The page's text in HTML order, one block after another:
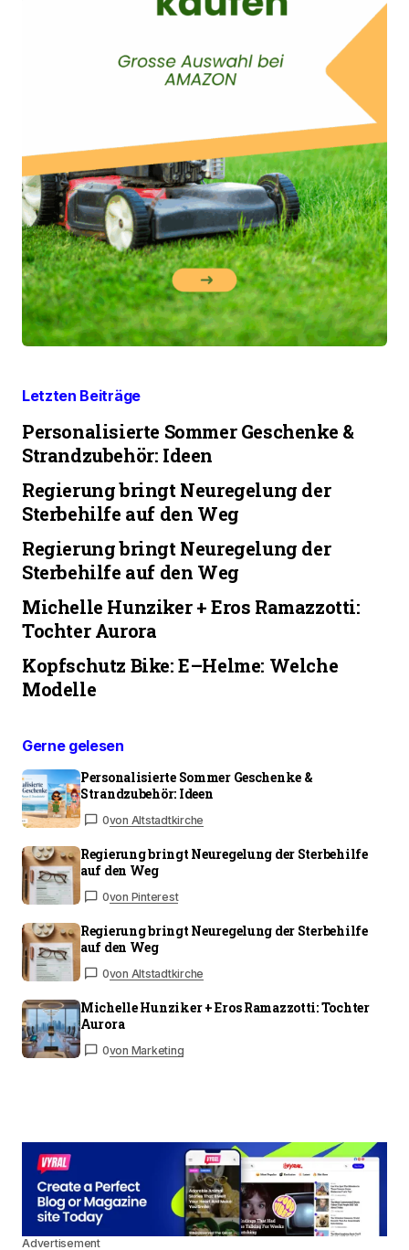
Letzten Beiträge
Personalisierte Sommer Geschenke &
Strandzubehör: Ideen
Regierung bringt Neuregelung der
Sterbehilfe auf den Weg
Regierung bringt Neuregelung der
Sterbehilfe auf den Weg
Michelle Hunziker + Eros Ramazzotti:
Tochter Aurora
Kopfschutz Bike: E–Helme: Welche
Modelle
Gerne gelesen
Personalisierte Sommer Geschenke &
Strandzubehör: Ideen
0von Altstadtkirche
Regierung bringt Neuregelung der Sterbehilfe
auf den Weg
0von Pinterest
Regierung bringt Neuregelung der Sterbehilfe
auf den Weg
0von Altstadtkirche
Michelle Hunziker + Eros Ramazzotti: Tochter
Aurora
0von Marketing
Advertisement